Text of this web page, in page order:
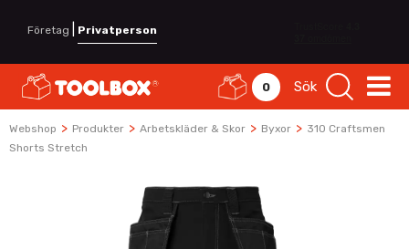
Företag Privatperson
0 Sök
Webshop > Produkter > Arbetskläder & Skor > Byxor > 310 Craftsmen
Shorts Stretch